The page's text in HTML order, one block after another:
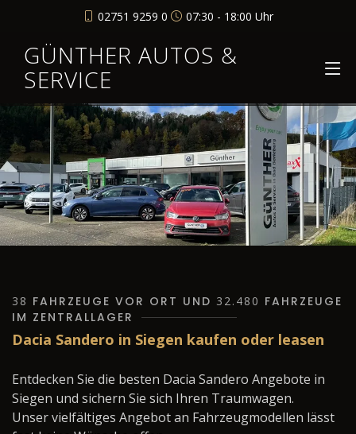
02751 9259 0 07:30 - 18:00 Uhr
GÜNTHER AUTOS &
SERVICE
38 FAHRZEUGE VOR ORT UND 32.480 FAHRZEUGE
IM ZENTRALLAGER
Dacia Sandero in Siegen kaufen oder leasen
Entdecken Sie die besten Dacia Sandero Angebote in
Siegen und sichern Sie sich Ihren Traumwagen.
Unser vielfältiges Angebot an Fahrzeugmodellen lässt